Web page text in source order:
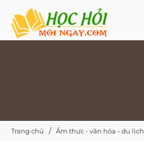
Trang chủ Ẩm thực - văn hóa - du lịch